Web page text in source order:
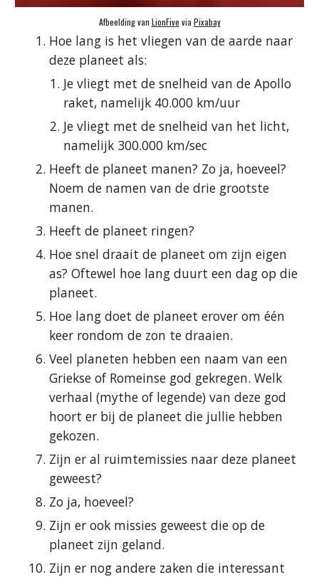
Afbeelding van LionFive via Pixabay
Hoe lang is het vliegen van de aarde naar
deze planeet als:
Je vliegt met de snelheid van de Apollo
raket, namelijk 40.000 km/uur
Je vliegt met de snelheid van het licht,
namelijk 300.000 km/sec
Heeft de planeet manen? Zo ja, hoeveel?
Noem de namen van de drie grootste
manen.
Heeft de planeet ringen?
Hoe snel draait de planeet om zijn eigen
as? Oftewel hoe lang duurt een dag op die
planeet.
Hoe lang doet de planeet erover om één
keer rondom de zon te draaien.
Veel planeten hebben een naam van een
Griekse of Romeinse god gekregen. Welk
verhaal (mythe of legende) van deze god
hoort er bij de planeet die jullie hebben
gekozen.
Zijn er al ruimtemissies naar deze planeet
geweest?
Zo ja, hoeveel?
Zijn er ook missies geweest die op de
planeet zijn geland.
Zijn er nog andere zaken die interessant